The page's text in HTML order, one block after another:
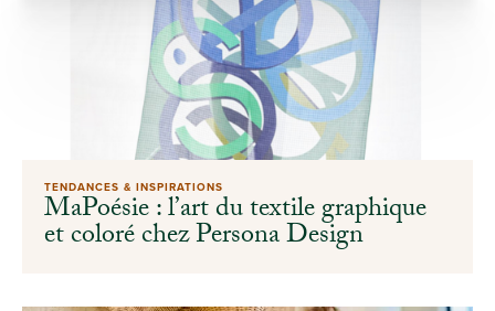
TENDANCES & INSPIRATIONS
MaPoésie : l’art du textile graphique
et coloré chez Persona Design